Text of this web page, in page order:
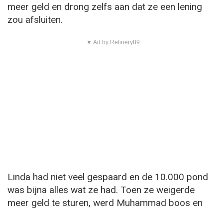
meer geld en drong zelfs aan dat ze een lening
zou afsluiten.
▼ Ad by Refinery89
Linda had niet veel gespaard en de 10.000 pond
was bijna alles wat ze had. Toen ze weigerde
meer geld te sturen, werd Muhammad boos en